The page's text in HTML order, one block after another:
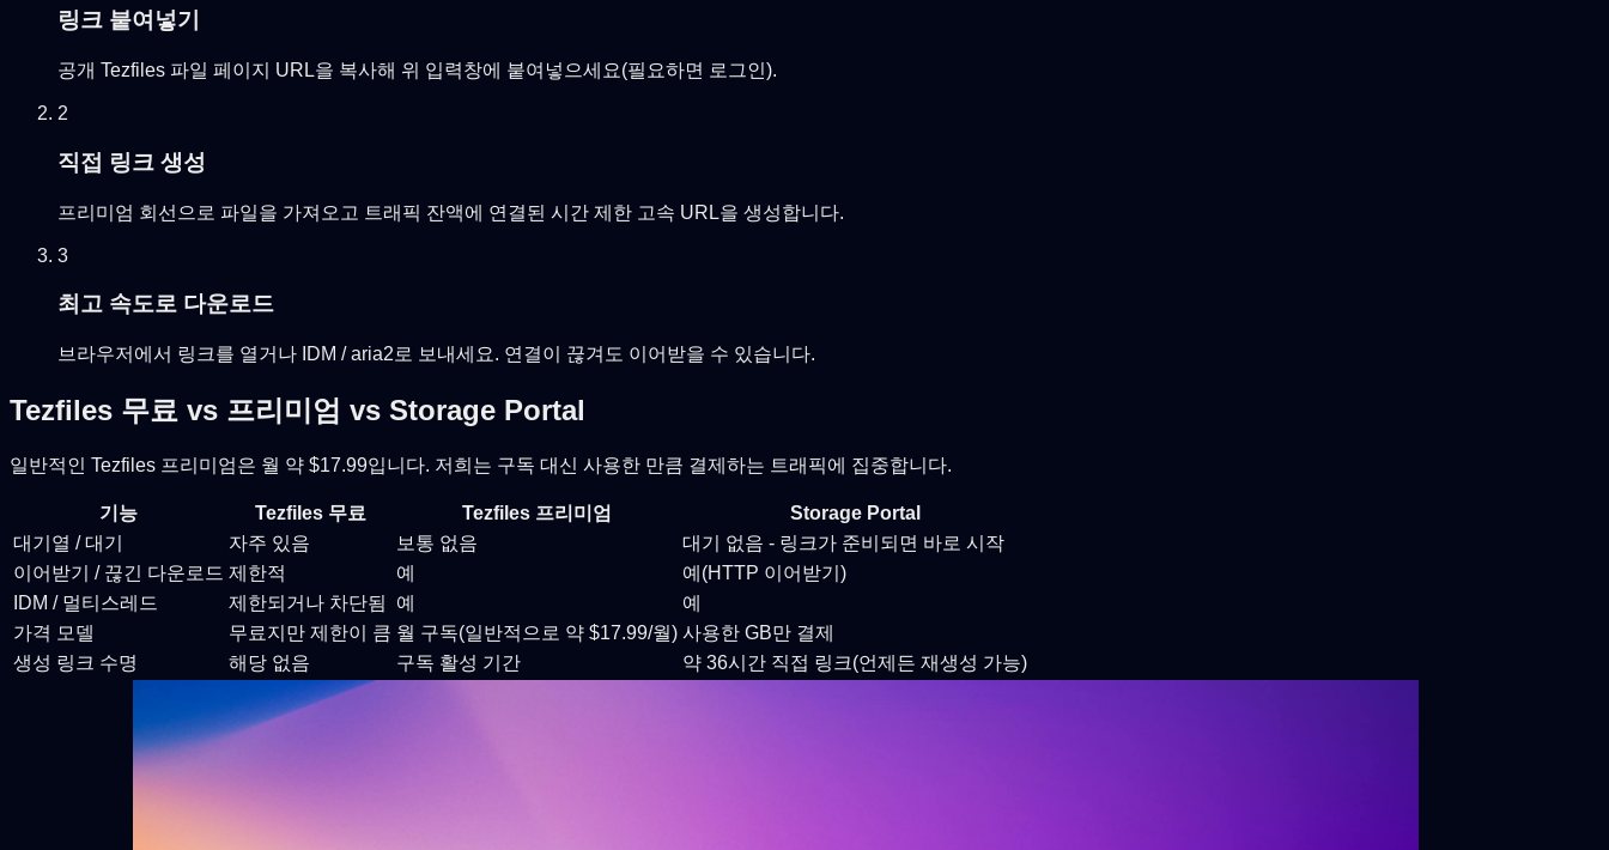
링크 붙여넣기
공개 Tezfiles 파일 페이지 URL을 복사해 위 입력창에 붙여넣으세요(필요하면 로그인).
2
직접 링크 생성
프리미엄 회선으로 파일을 가져오고 트래픽 잔액에 연결된 시간 제한 고속 URL을 생성합니다.
3
최고 속도로 다운로드
브라우저에서 링크를 열거나 IDM / aria2로 보내세요. 연결이 끊겨도 이어받을 수 있습니다.
Tezfiles 무료 vs 프리미엄 vs Storage Portal
일반적인 Tezfiles 프리미엄은 월 약 $17.99입니다. 저희는 구독 대신 사용한 만큼 결제하는 트래픽에 집중합니다.
기능 Tezfiles 무료 Tezfiles 프리미엄
Storage Portal
대기열 / 대기
자주 있음 보통 없음
대기 없음 - 링크가 준비되면 바로 시작
이어받기 / 끊긴 다운로드 제한적 예
예(HTTP 이어받기)
IDM / 멀티스레드
제한되거나 차단됨 예
예
가격 모델
무료지만 제한이 큼 월 구독(일반적으로 약 $17.99/월) 사용한 GB만 결제
생성 링크 수명
해당 없음 구독 활성 기간 약 36시간 직접 링크(언제든 재생성 가능)